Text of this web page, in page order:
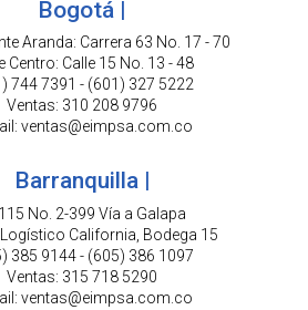
Bogotá |
Aranda: Carrera 63 No. 17 - 70
Centro: Calle 15 No. 13 - 48
744 7391 - (601) 327 5222
Ventas: 310 208 9796
ventas@eimpsa.com.co
Barranquilla |
No. 2-399 Vía a Galapa
California, Bodega 15
385 9144 - (605) 386 1097
Ventas: 315 718 5290
ventas@eimpsa.com.co